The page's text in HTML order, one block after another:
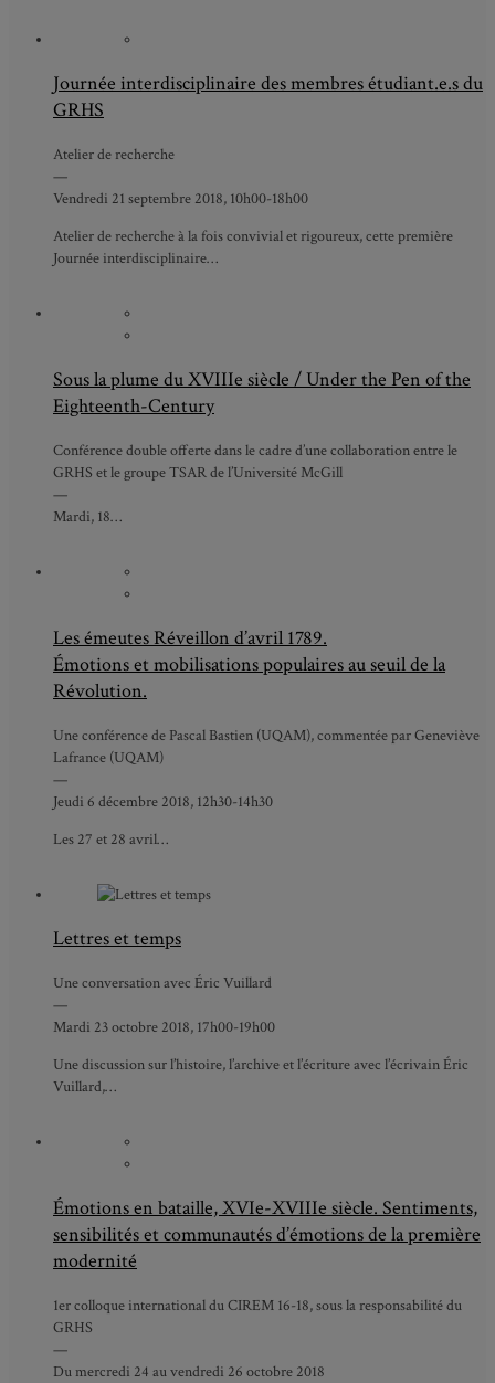
Journée interdisciplinaire des membres étudiant.e.s du
GRHS
Atelier de recherche
—
Vendredi 21 septembre 2018, 10h00-18h00
Atelier de recherche à la fois convivial et rigoureux, cette première
Journée interdisciplinaire…
Sous la plume du XVIIIe siècle / Under the Pen of the
Eighteenth-Century
Conférence double offerte dans le cadre d’une collaboration entre le
GRHS et le groupe TSAR de l’Université McGill
—
Mardi, 18…
Les émeutes Réveillon d’avril 1789.
Émotions et mobilisations populaires au seuil de la
Révolution.
Une conférence de Pascal Bastien (UQAM), commentée par Geneviève
Lafrance (UQAM)
—
Jeudi 6 décembre 2018, 12h30-14h30
Les 27 et 28 avril…
Lettres et temps
Une conversation avec Éric Vuillard
—
Mardi 23 octobre 2018, 17h00-19h00
Une discussion sur l’histoire, l’archive et l’écriture avec l’écrivain Éric
Vuillard,…
Émotions en bataille, XVIe-XVIIIe siècle. Sentiments,
sensibilités et communautés d’émotions de la première
modernité
1er colloque international du CIREM 16-18, sous la responsabilité du
GRHS
—
Du mercredi 24 au vendredi 26 octobre 2018